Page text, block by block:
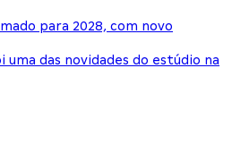
para 2028, com novo
uma das novidades do estúdio na